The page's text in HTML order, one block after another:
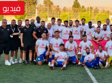
فيديو